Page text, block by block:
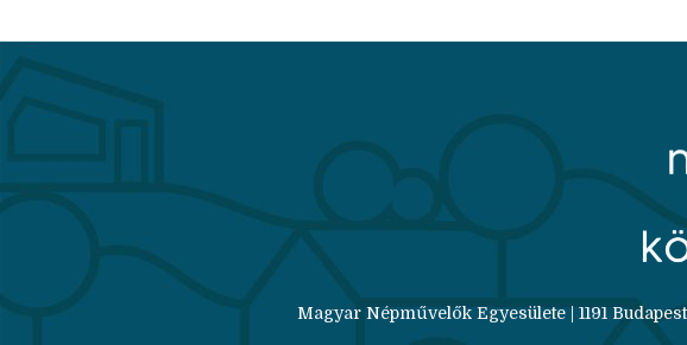
Magyar Népművelők Egyesülete | 1191